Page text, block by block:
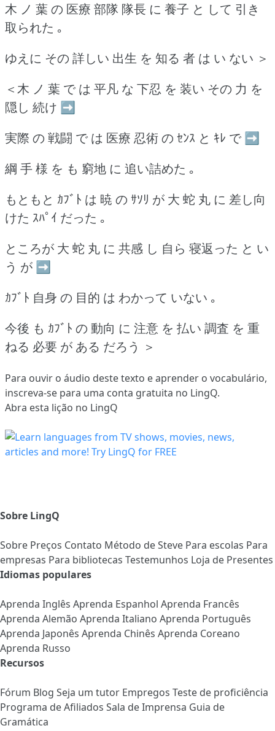
木 ノ 葉 の 医療 部隊 隊長 に 養子 と して 引き
取られた ｡
ゆえに その 詳しい 出生 を 知る 者 は い ない ＞
＜木 ノ 葉 で は 平凡 な 下忍 を 装い その 力 を
隠し 続け ➡
実際 の 戦闘 で は 医療 忍術 の ｾﾝｽ と ｷﾚ で ➡
綱 手 様 を も 窮地 に 追い詰めた ｡
もともと ｶﾌﾞﾄ は 暁 の ｻｿﾘ が 大 蛇 丸 に 差し向
けた ｽﾊﾟｲ だった ｡
ところが 大 蛇 丸 に 共感 し 自ら 寝返った と い
う が ➡
ｶﾌﾞﾄ 自身 の 目的 は わかって いない ｡
今後 も ｶﾌﾞﾄ の 動向 に 注意 を 払い 調査 を 重
ねる 必要 が ある だろう ＞
Para ouvir o áudio deste texto e aprender o vocabulário,
inscreva-se para uma conta gratuita no LingQ.
Abra esta lição no LingQ
Sobre LingQ
Sobre Preços Contato Método de Steve Para escolas Para
empresas Para bibliotecas Testemunhos Loja de Presentes
Idiomas populares
Aprenda Inglês Aprenda Espanhol Aprenda Francês
Aprenda Alemão Aprenda Italiano Aprenda Português
Aprenda Japonês Aprenda Chinês Aprenda Coreano
Aprenda Russo
Recursos
Fórum Blog Seja um tutor Empregos Teste de proficiência
Programa de Afiliados Sala de Imprensa Guia de
Gramática